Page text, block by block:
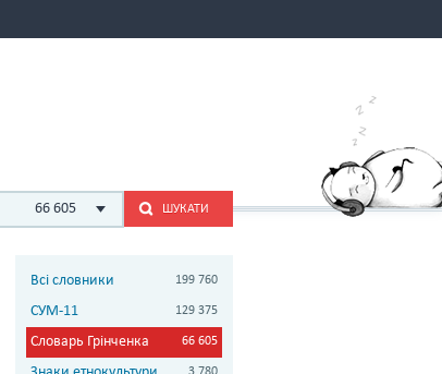
66 605 ШУКАТИ
Всі словники 199 760
СУМ-11 129 375
Словарь Грінченка 66 605